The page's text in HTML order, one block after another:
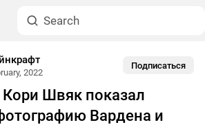
2022
Подписаться
Кори Швяк показал
Вардена и